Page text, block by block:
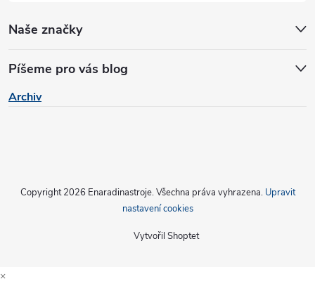
Naše značky
Píšeme pro vás blog
Archiv
Vytvořil Shoptet
Copyright 2026 Enaradinastroje. Všechna práva vyhrazena. Upravit
nastavení cookies
×